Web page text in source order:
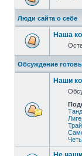
Люди сайта о себе
Наша
Обсуждение
Наши